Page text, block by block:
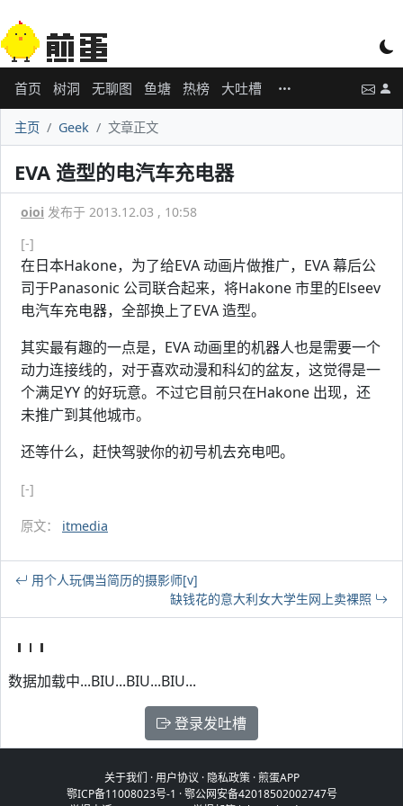
首页 树洞 无聊图 鱼塘 热榜 大吐槽
主页 Geek 文章正文
EVA 造型的电汽车充电器
oioi 发布于 2013.12.03 , 10:58
[-]
在日本Hakone，为了给EVA 动画片做推广，EVA 幕后公
司于Panasonic 公司联合起来，将Hakone 市里的Elseev
电汽车充电器，全部换上了EVA 造型。
其实最有趣的一点是，EVA 动画里的机器人也是需要一个
动力连接线的，对于喜欢动漫和科幻的盆友，这觉得是一
个满足YY 的好玩意。不过它目前只在Hakone 出现，还
未推广到其他城市。
还等什么，赶快驾驶你的初号机去充电吧。
[-]
原文： itmedia
用个人玩偶当简历的摄影师[v]
缺钱花的意大利女大学生网上卖裸照
数据加载中...BIU...BIU...BIU...
登录发吐槽
关于我们 ·用户协议 · 隐私政策·煎蛋APP
鄂ICP备11008023号-1 ·鄂公网安备42018502002747号